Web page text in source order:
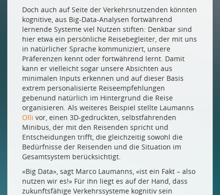
Doch auch auf Seite der Verkehrsnutzenden könnten
kognitive, aus Big-Data-Analysen fortwährend
lernende Systeme viel Nutzen stiften: Denkbar sind
hier etwa ein persönliche Reisebegleiter, der mit uns
in natürlicher Sprache kommuniziert, unsere
Präferenzen kennt oder fortwährend lernt. Damit
kann er vielleicht sogar unsere Absichten aus
minimalen Inputs erkennen und auf dieser Basis
extrem personalisierte Reiseempfehlungen
gebenund natürlich im Hintergrund die Reise
organisieren. Als weiteres Beispiel stellte Laumanns
Olli vor, einen 3D-gedruckten, selbstfahrenden
Minibus, der mit den Reisenden spricht und
Entscheidungen trifft, die gleichzeitig sowohl die
Bedürfnisse der Reisenden und die Situation im
Gesamtsystem berücksichtigt.
«Big Data», sagt Marco Laumanns, «ist ein Fakt – also
nutzen wir es!» Für ihn liegt es auf der Hand, dass
zukunftsfähige Verkehrssysteme kognitiv sein